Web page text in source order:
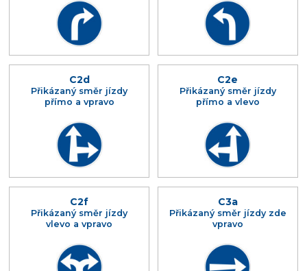
C2d
Přikázaný směr jízdy
přímo a vpravo
C2e
Přikázaný směr jízdy
přímo a vlevo
C2f
Přikázaný směr jízdy
vlevo a vpravo
C3a
Přikázaný směr jízdy zde
vpravo